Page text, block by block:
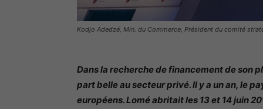
Kodjo Adedzé, Min. du Commerce, Président du comité
Dans la recherche de financement de son
part belle au secteur privé. Il y a un an, le
européens. Lomé abritait les 13 et 14 juin